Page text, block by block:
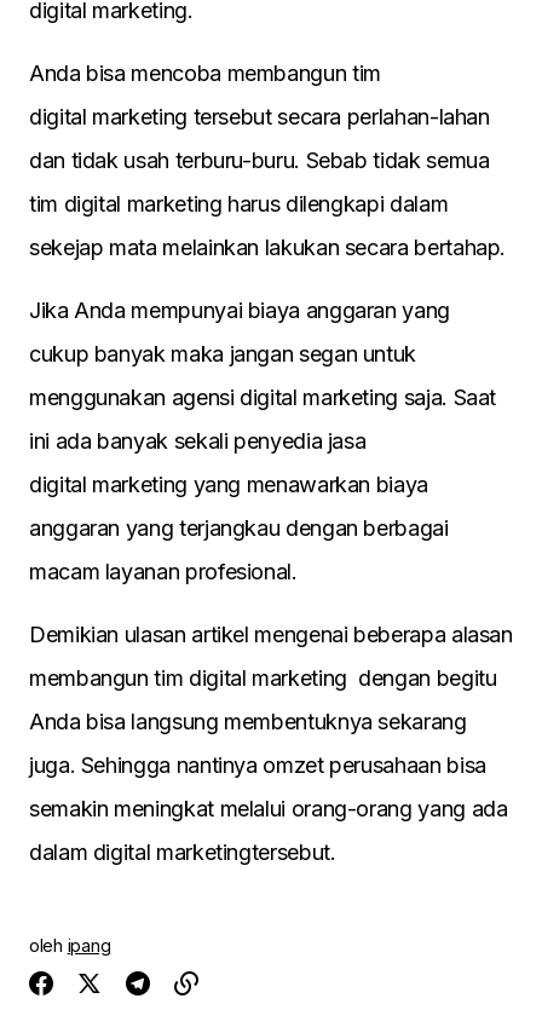
digital marketing.
Anda bisa mencoba membangun tim
digital marketing tersebut secara perlahan-lahan
dan tidak usah terburu-buru. Sebab tidak semua
tim digital marketing harus dilengkapi dalam
sekejap mata melainkan lakukan secara bertahap.
Jika Anda mempunyai biaya anggaran yang
cukup banyak maka jangan segan untuk
menggunakan agensi digital marketing saja. Saat
ini ada banyak sekali penyedia jasa
digital marketing yang menawarkan biaya
anggaran yang terjangkau dengan berbagai
macam layanan profesional.
Demikian ulasan artikel mengenai beberapa alasan
membangun tim digital marketing dengan begitu
Anda bisa langsung membentuknya sekarang
juga. Sehingga nantinya omzet perusahaan bisa
semakin meningkat melalui orang-orang yang ada
dalam digital marketingtersebut.
oleh ipang